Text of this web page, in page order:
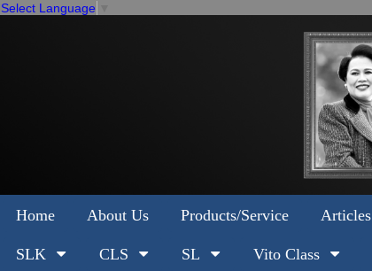
Select Language
Home About Us Products/Service Articles
SLK CLS SL Vito Class